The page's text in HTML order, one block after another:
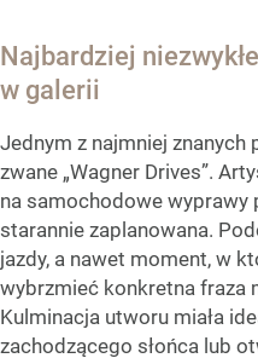
Najbardziej
w galerii
Jednym z najmniej znanych
zwane „Wagner Drives”.
na samochodowe wyprawy
starannie zaplanowana.
jazdy, a nawet moment, w
wybrzmieć konkretna fraza
Kulminacja utworu miała
zachodzącego słońca lub